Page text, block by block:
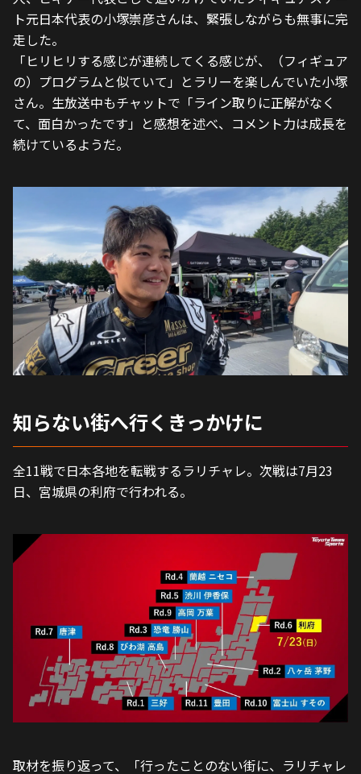
ト元日本代表の小塚崇彦さんは、緊張しながらも無事に完
走した。
「ヒリヒリする感じが連続してくる感じが、（フィギュア
の）プログラムと似ていて」とラリーを楽しんでいた小塚
さん。生放送中もチャットで「​ライン取りに正解がなく
て、面白かったです」と感想を述べ、コメント力は成長を
続けているようだ。
知らない街へ行くきっかけに
全11戦で日本各地を転戦するラリチャレ。次戦は7月23
日、宮城県の利府で行われる。
取材を振り返って、「行ったことのない街に、ラリチャレ